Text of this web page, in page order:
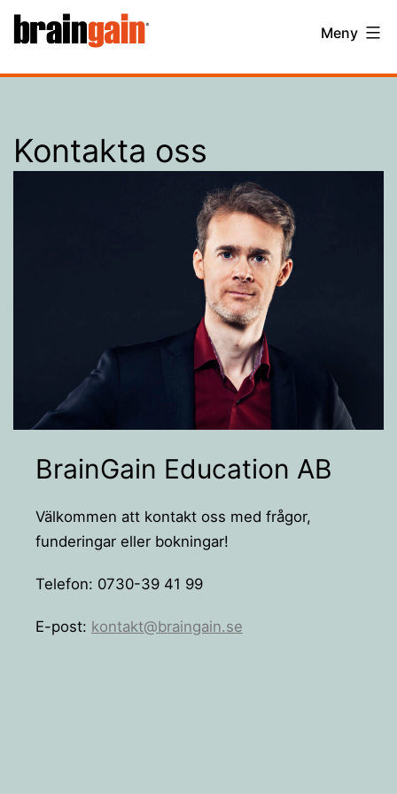
Hoppa
BrainGain Meny
Kontakta oss
BrainGain Education AB
Välkommen att kontakt oss med frågor,
funderingar eller bokningar!
Telefon: 0730-39 41 99
E-post: kontakt@braingain.se